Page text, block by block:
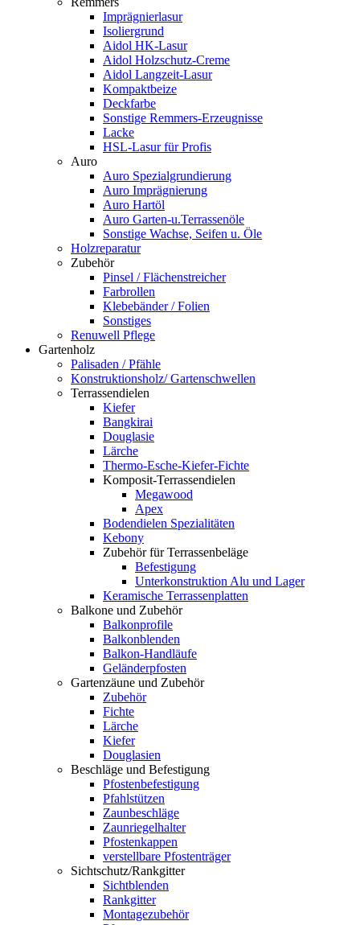
Imprägnierlasur
Isoliergrund
Aidol HK-Lasur
Aidol Holzschutz-Creme
Aidol Langzeit-Lasur
Kompaktbeize
Deckfarbe
Sonstige Remmers-Erzeugnisse
Lacke
HSL-Lasur für Profis
Auro
Auro Spezialgrundierung
Auro Imprägnierung
Auro Hartöl
Auro Garten-u.Terrassenöle
Sonstige Wachse, Seifen u. Öle
Holzreparatur
Zubehör
Pinsel / Flächenstreicher
Farbrollen
Klebebänder / Folien
Sonstiges
Renuwell Pflege
Gartenholz
Palisaden / Pfähle
Konstruktionsholz/ Gartenschwellen
Terrassendielen
Kiefer
Bangkirai
Douglasie
Lärche
Thermo-Esche-Kiefer-Fichte
Komposit-Terrassendielen
Megawood
Apex
Bodendielen Spezialitäten
Kebony
Zubehör für Terrassenbeläge
Befestigung
Unterkonstruktion Alu und Lager
Keramische Terrassenplatten
Balkone und Zubehör
Balkonprofile
Balkonblenden
Balkon-Handläufe
Geländerpfosten
Gartenzäune und Zubehör
Zubehör
Fichte
Lärche
Kiefer
Douglasien
Beschläge und Befestigung
Pfostenbefestigung
Pfahlstützen
Zaunbeschläge
Zaunriegelhalter
Pfostenkappen
verstellbare Pfostenträger
Sichtschutz/Rankgitter
Sichtblenden
Rankgitter
Montagezubehör